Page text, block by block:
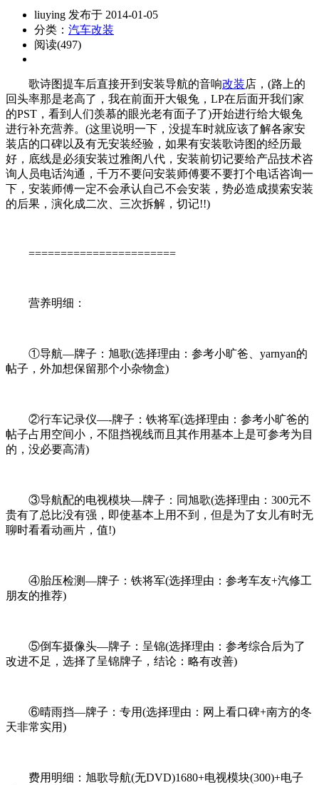
liuying 发布于 2014-01-05
分类： 汽车改装
阅读(497)
歌诗图提车后直接开到安装导航的音响改装店，(路上的
回头率那是老高了，我在前面开大银兔，LP在后面开我们家
的PST，看到人们羡慕的眼光老有面子了)开始进行给大银兔
进行补充营养。(这里说明一下，没提车时就应该了解各家安
装店的口碑以及有无安装经验，如果有安装歌诗图的经历最
好，底线是必须安装过雅阁八代，安装前切记要给产品技术咨
询人员电话沟通，千万不要问安装师傅要不要打个电话咨询一
下，安装师傅一定不会承认自己不会安装，势必造成摸索安装
的后果，演化成二次、三次拆解，切记!!)
=======================
营养明细：
①导航—牌子：旭歌(选择理由：参考小旷爸、yarnyan的
帖子，外加想保留那个小杂物盒)
②行车记录仪—-牌子：铁将军(选择理由：参考小旷爸的
帖子占用空间小，不阻挡视线而且其作用基本上是可参考为目
的，没必要高清)
③导航配的电视模块—牌子：同旭歌(选择理由：300元不
贵有了总比没有强，即使基本上用不到，但是为了女儿有时无
聊时看看动画片，值!)
④胎压检测—牌子：铁将军(选择理由：参考车友+汽修工
朋友的推荐)
⑤倒车摄像头—牌子：呈锦(选择理由：参考综合后为了
改进不足，选择了呈锦牌子，结论：略有改善)
⑥晴雨挡—牌子：专用(选择理由：网上看口碑+南方的冬
天非常实用)
费用明细：旭歌导航(无DVD)1680+电视模块(300)+电子